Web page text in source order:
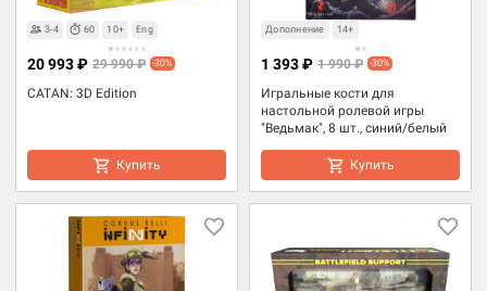
3-4 60 10+ Eng
CATAN: 3D Edition
20 993 ₽ 29 990 ₽ -30%
Купить
Дополнение 14+
Игральные кости для
настольной ролевой игры
"Ведьмак", 8 шт., синий/белый
1 393 ₽ 1 990 ₽ -30%
Купить